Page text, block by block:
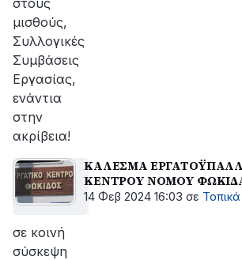
στους
μισθούς,
Συλλογικές
Συμβάσεις
Εργασίας,
ενάντια
στην
ακρίβεια!
ΚΑΛΕΣΜΑ
ΚΕΝΤΡΟΥ ΝΟΜΟΥ
14 Φεβ 2024 16:03 σε Τοπικά
σε κοινή
σύσκεψη